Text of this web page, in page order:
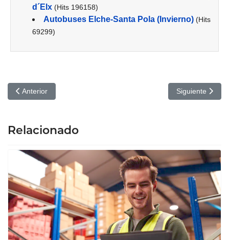
d´Elx (Hits 196158)
Autobuses Elche-Santa Pola (Invierno) (Hits
69299)
Artículo anterior: Vicky Bargalló: Tradición y calidad en la
Anterior Artículo
Siguiente
Relacionado